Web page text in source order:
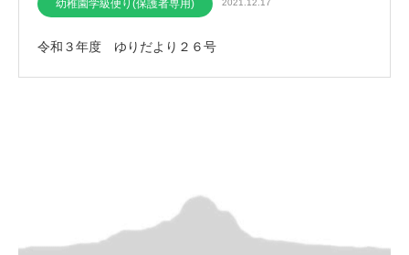
幼稚園学級便り(保護者専用) 2021.12.17
令和３年度 ゆりだより２６号